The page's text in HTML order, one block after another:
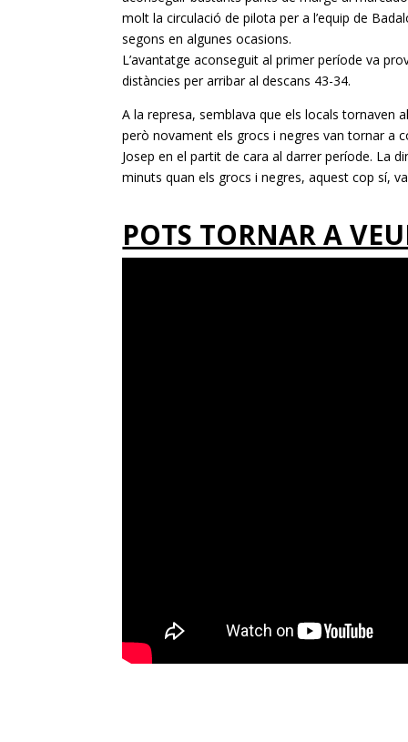
molt la circulació de pilota per a l’equip de
segons en algunes ocasions.
L’avantatge aconseguit al primer període va
distàncies per arribar al descans 43-34.
A la represa, semblava que els locals tornaven
però novament els grocs i negres van tornar a
Josep en el partit de cara al darrer període. La
minuts quan els grocs i negres, aquest cop sí,
POTS TORNAR A